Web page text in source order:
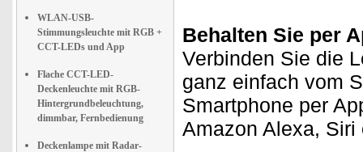
WLAN-USB-
Stimmungsleuchte mit RGB +
CCT-LEDs und App
Flache CCT-LED-
Deckenleuchte mit RGB-
Hintergrundbeleuchtung,
dimmbar, Fernbedienung
Deckenlampe mit Radar-
Behalten Sie per
Verbinden Sie die
ganz einfach vom
Smartphone per
Amazon Alexa,